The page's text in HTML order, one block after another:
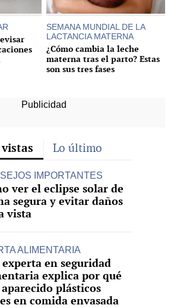
SEMANA MUNDIAL DE LA
LACTANCIA MATERNA
¿Cómo cambia la leche
materna tras el parto? Estas
son sus tres fases
Lo último
IMPORTANTES
ver el eclipse solar de
segura y evitar daños
vista
ALIMENTARIA
experta en seguridad
explica por qué
plásticos
en comida envasada